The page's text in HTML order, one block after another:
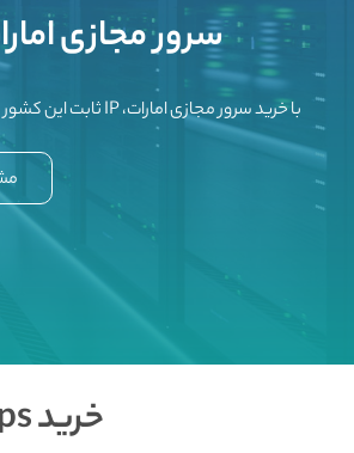
سرور مجازی
با خرید سرور مجازی امارات، IP ثابت این کشور را دریافت، و بدون محدودیت به فعالیت‌های خود بپردازید!
خرید vps امارات